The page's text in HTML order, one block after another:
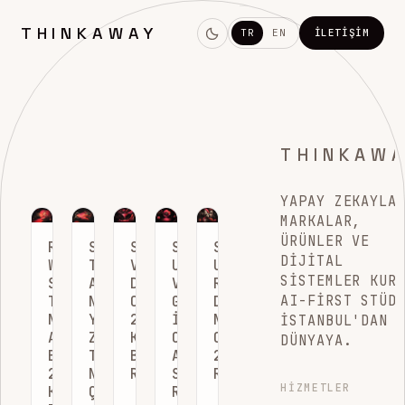
THINKAWAY TR EN İLETIŞIM
RAKIP
WEB
SITESI
TRAFIĞI
NASIL
ANALIZ
EDILIR?
2026
KAZANMA
SIFIR
TIKLAMALI
ARAMA
NEDIR?
YAPAY
ZEKA
TRAFIĞINIZI
NASIL
ÇALIYOR
SEO
VE
DÖNÜŞÜM
OPTIMIZASYONU:
2026
KAPSAMLI
BÜYÜME
REHBERI
SEO
UZMANLARI
VE
GELIŞTIRICILER
İÇIN
CHATGPT
APPS
SDK
REHBERI
SEO
UYUMLU
ROBOTS.TXT
DOSYASI
NASIL
OLUŞTURULUR:
2026
REHBERI
YAPAY ZEKAYLA
MARKALAR,
ÜRÜNLER VE
DIJITAL
SISTEMLER
AI-FIRST
İSTANBUL'DAN
DÜNYAYA.
HIZMETLER